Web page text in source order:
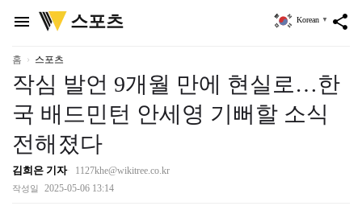
menu
위
키
스포츠 share
Korean ▼
홈 스포츠
작심 발언 9개월 만에 현실로…한
국 배드민턴 안세영 기뻐할 소식
전해졌다
김희은 기자 1127khe@wikitree.co.kr
작성일 2025-05-06 13:14